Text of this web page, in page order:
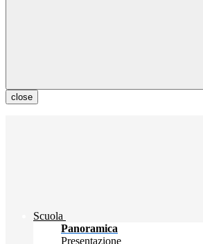
close
Scuola
Panoramica
Presentazione